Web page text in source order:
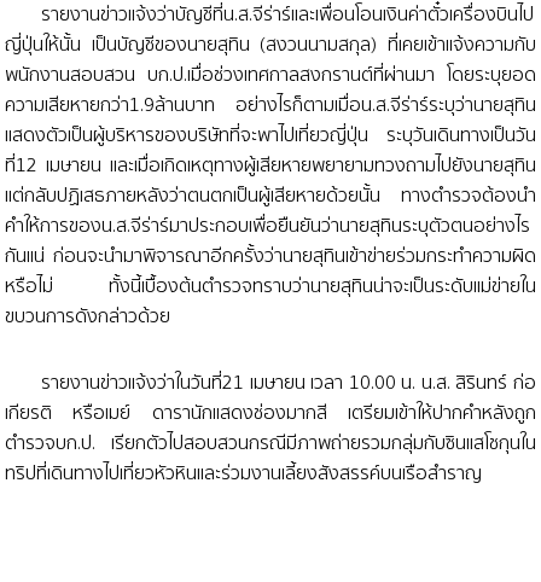
รายงานข่าวแจ้งว่าบัญชีที่น.ส.จีร่าร์และเพื่อนโอนเงินค่าตั๋วเครื่องบินไป
ญี่ปุ่นให้นั้น เป็นบัญชีของนายสุทิน (สงวนนามสกุล) ที่เคยเข้าแจ้งความกับ
พนักงานสอบสวน บก.ป.เมื่อช่วงเทศกาลสงกรานต์ที่ผ่านมา โดยระบุยอด
ความเสียหายกว่า1.9ล้านบาท อย่างไรก็ตามเมื่อน.ส.จีร่าร์ระบุว่านายสุทิน
แสดงตัวเป็นผู้บริหารของบริษัทที่จะพาไปเที่ยวญี่ปุ่น ระบุวันเดินทางเป็นวัน
ที่12 เมษายน และเมื่อเกิดเหตุทางผู้เสียหายพยายามทวงถามไปยังนายสุทิน
แต่กลับปฏิเสธภายหลังว่าตนตกเป็นผู้เสียหายด้วยนั้น ทางตำรวจต้องนำ
คำให้การของน.ส.จีร่าร์มาประกอบเพื่อยืนยันว่านายสุทินระบุตัวตนอย่างไร
กันแน่ ก่อนจะนำมาพิจารณาอีกครั้งว่านายสุทินเข้าข่ายร่วมกระทำความผิด
หรือไม่ ทั้งนี้เบื้องต้นตำรวจทราบว่านายสุทินน่าจะเป็นระดับแม่ข่ายใน
ขบวนการดังกล่าวด้วย
รายงานข่าวแจ้งว่าในวันที่21 เมษายน เวลา 10.00 น. น.ส. สิรินทร์ ก่อ
เกียรติ หรือเมย์ ดารานักแสดงช่องมากสี เตรียมเข้าให้ปากคำหลังถูก
ตำรวจบก.ป. เรียกตัวไปสอบสวนกรณีมีภาพถ่ายรวมกลุ่มกับซินแสโชกุนใน
ทริปที่เดินทางไปเที่ยวหัวหินและร่วมงานเลี้ยงสังสรรค์บนเรือสำราญ